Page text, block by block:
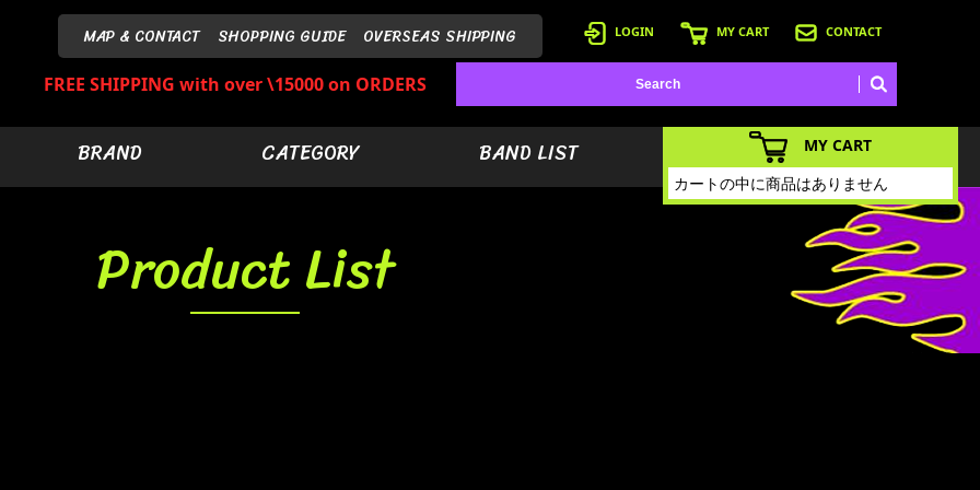
MAP & CONTACT SHOPPING GUIDE OVERSEAS SHIPPING LOGIN MY CART CONTACT
FREE SHIPPING with over \15000 on ORDERS
BRAND CATEGORY BAND LIST
Product List
MY CART
カートの中に商品はありません